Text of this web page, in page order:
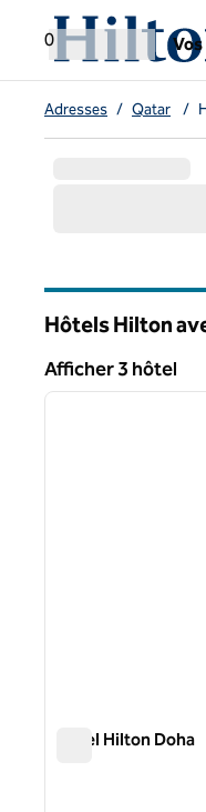
Aller directement au
0
Adresses / Qatar /
Hôtels Hilton
Afficher 3 hôtel
Afficher 3 hôtel
1 sur 12
Hôtel Hilton Doha